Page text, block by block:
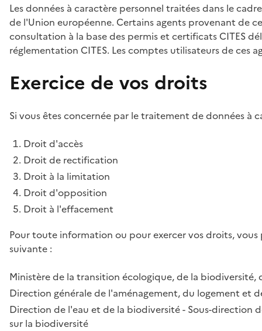
Les données à caractère personnel traitées dans le
de l'Union européenne. Certains agents provenant de
consultation à la base des permis et certificats CITES
réglementation CITES. Les comptes utilisateurs de ces
Exercice de vos droits
Si vous êtes concernée par le traitement de données à
Droit d'accès
Droit de rectification
Droit à la limitation
Droit d'opposition
Droit à l'effacement
Pour toute information ou pour exercer vos droits,
suivante :
Ministère de la transition écologique, de la biodiversité,
Direction générale de l'aménagement, du logement et
Direction de l'eau et de la biodiversité - Sous-direction
sur la biodiversité